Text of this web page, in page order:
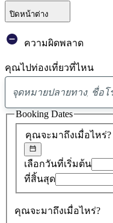
ปิดหน้าต่าง
ความผิดพลาด
คุณไปท่องเที่ยวที่ไหน
คุณจะมาถึงเมื่อไหร่?
เลือกวันที่เริ่มต้น
ที่สิ้นสุด
คุณจะมาถึงเมื่อไหร่?
Booking Dates